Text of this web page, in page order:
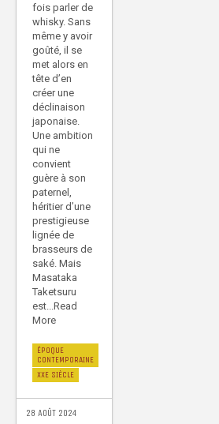
fois parler de
whisky. Sans
même y avoir
goûté, il se
met alors en
tête d’en
créer une
déclinaison
japonaise.
Une ambition
qui ne
convient
guère à son
paternel,
héritier d’une
prestigieuse
lignée de
brasseurs de
saké. Mais
Masataka
Taketsuru
est...Read
More
ÉPOQUE
CONTEMPORAINE
XXE SIÈCLE
28 AOÛT 2024